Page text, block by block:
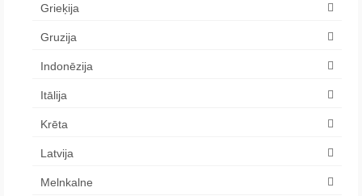
Grieķija
Gruzija
Indonēzija
Itālija
Krēta
Latvija
Melnkalne